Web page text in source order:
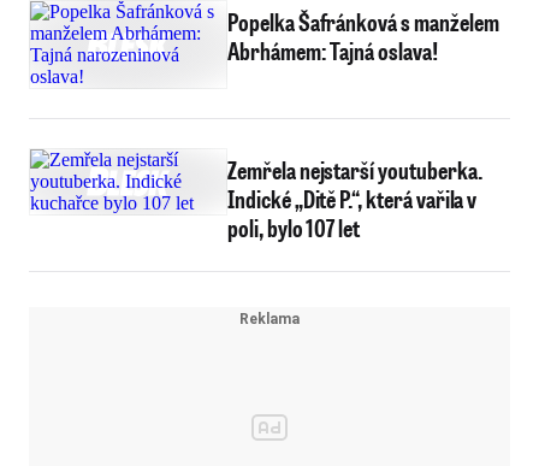
Popelka Šafránková s manželem
Abrhámem: Tajná oslava!
Zemřela nejstarší youtuberka.
Indické „Ditě P.“, která vařila v
poli, bylo 107 let